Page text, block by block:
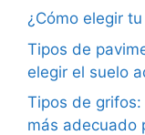
¿Cómo elegir
Tipos de
elegir el suelo
Tipos de
más adecuado